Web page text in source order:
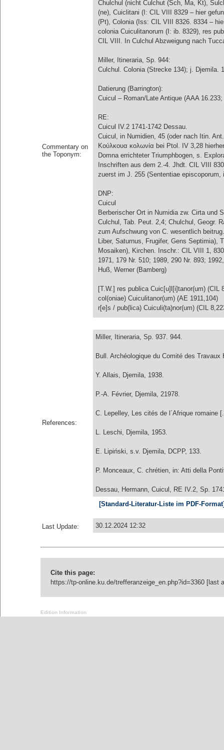
Commentary on
the Toponym:
Chulchul (nicht Culchut (Sch, Ma, Kt),
(ne), Cuiclitani (I: CIL VIII 8329 – hier
(Pt), Colonia (Iss: CIL VIII 8326. 8334 –
colonia Cuiculitanorum (I: ib. 8329), res
CIL VIII. In Culchul Abzweigung nach
Miller, Itineraria, Sp. 944:
Culchul. Colonia (Strecke 134); j. Djemila.
Datierung (Barrington):
Cuicul – Roman/Late Antique (AAA
RE:
Cuicul IV.2 1741-1742 Dessau.
Cuicul, in Numidien, 45 (oder nach Itin.
Κούλκουα κολωνία bei Ptol. IV 3,28
Domna errichteter Triumphbogen, s.
Inschriften aus dem 2.-4. Jhdt. CIL VIII
zuerst im J. 255 (Sententiae
DNP:
Cuicul
Berberischer Ort in Numidia zw. Cirta
Culchul, Tab. Peut. 2,4; Chulchul, Geogr.
zum Aufschwung von C. wesentlich
Liber, Saturnus, Frugifer, Gens Septimia),
Mosaiken), Kirchen. Inschr.: CIL VIII 1,
1971, 179 Nr. 510; 1989, 290 Nr. 893;
Huß, Werner (Bamberg)
[T.W.] res publica Cuic[u]l[i]tanor(um) (CIL
col(oniae) Cuiculitanor(um) (AE 1911,104)
r[e]s / pub(lica) Cuiculi(ta)nor(um) (CIL
References:
Miller, Itineraria, Sp. 937. 944.
Bull. Archéologique du Comité des Travaux
Y. Allais, Djemila, 1938.
P.-A. Février, Djemila, 21978.
C. Lepelley, Les cités de l´Afrique romaine
L. Leschi, Djemila, 1953.
E. Lipiński, s.v. Djemila, DCPP, 133.
P. Monceaux, C. chrétien, in: Atti della
Dessau, Hermann, Cuicul, RE IV.2, Sp.
[Standard-Literatur-Liste im PDF-
Last Update: 30.12.2024 12:32
Cite this page:
https://tp-online.ku.de/trefferanzeige_en.php?id=3360 [last
Edition Information